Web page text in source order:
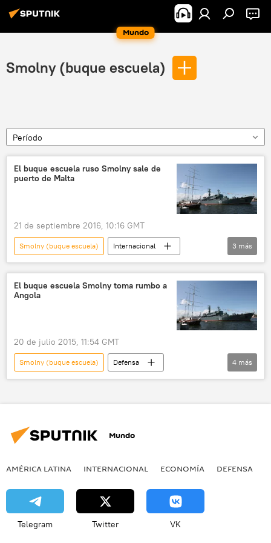
Mundo
Smolny (buque escuela)
Período
El buque escuela ruso Smolny sale de
puerto de Malta
21 de septiembre 2016, 10:16 GMT
Smolny (buque escuela)
Internacional
Rusia
Román Mártov noticias
3 más
El buque escuela Smolny toma rumbo a
Angola
20 de julio 2015, 11:54 GMT
Smolny (buque escuela)
Defensa
buques de guerra
Rusia
España
4 más
Mundo
AMÉRICA LATINA INTERNACIONAL ECONOMÍA DEFENSA
Telegram Twitter VK